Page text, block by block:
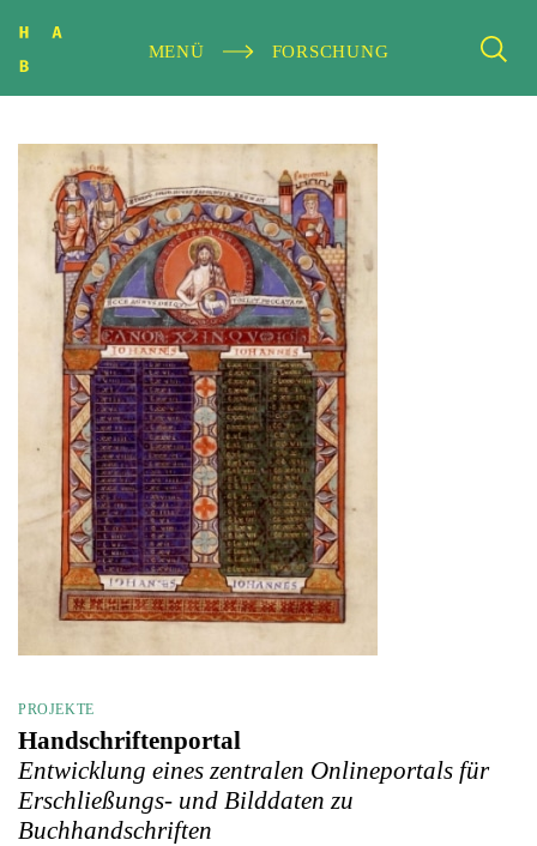
MENÜ FORSCHUNG
PROJEKTE
Handschriftenportal
Entwicklung eines zentralen Onlineportals für
Erschließungs- und Bilddaten zu
Buchhandschriften